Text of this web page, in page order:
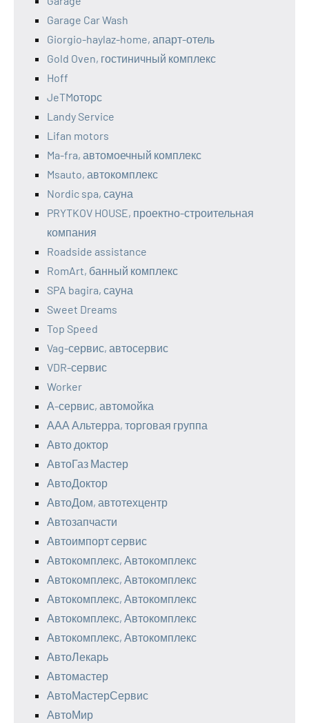
Garage Car Wash
Giorgio-haylaz-home, апарт-отель
Gold Oven, гостиничный комплекс
Hoff
JeTMоторс
Landy Service
Lifan motors
Ma-fra, автомоечный комплекс
Msauto, автокомплекс
Nordic spa, сауна
PRYTKOV HOUSE, проектно-строительная
компания
Roadside assistance
RomArt, банный комплекс
SPA bagira, сауна
Sweet Dreams
Top Speed
Vag-сервис, автосервис
VDR-сервис
Worker
А-сервис, автомойка
ААА Альтерра, торговая группа
Авто доктор
АвтоГаз Мастер
АвтоДоктор
АвтоДом, автотехцентр
Автозапчасти
Автоимпорт сервис
Автокомплекс, Автокомплекс
Автокомплекс, Автокомплекс
Автокомплекс, Автокомплекс
Автокомплекс, Автокомплекс
Автокомплекс, Автокомплекс
АвтоЛекарь
Автомастер
АвтоМастерСервис
АвтоМир